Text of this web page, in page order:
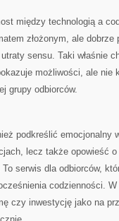
między technologią a
złożonym, ale dobrze
sensu. Taki właśnie
możliwości, ale nie
grupy odbiorców.
podkreślić emocjonalny
lecz także opowieść
serwis dla odbiorców,
codzienności.
czy inwestycję jako na